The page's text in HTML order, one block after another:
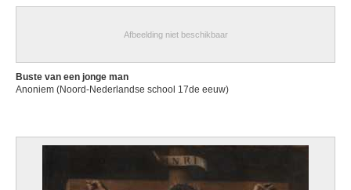
Afbeelding niet beschikbaar
Buste van een jonge man
Anoniem (Noord-Nederlandse school 17de eeuw)